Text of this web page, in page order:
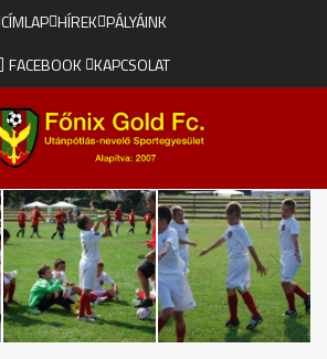
CÍMLAP HÍREK PÁLYÁINK
FACEBOOK KAPCSOLAT